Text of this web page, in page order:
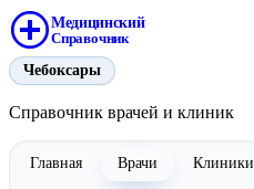
Медицинский
Справочник
Чебоксары
Справочник врачей и клиник
Главная Врачи Клиники